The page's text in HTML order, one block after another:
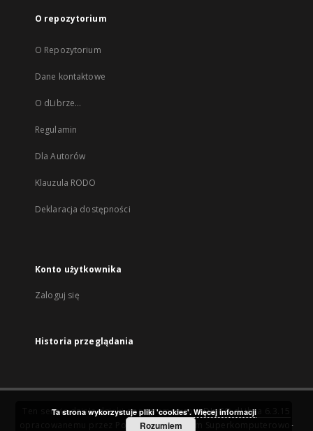
O repozytorium
O Repozytorium
Dane kontaktowe
O dLibrze...
Regulamin
Dla Autorów
Klauzula RODO
Deklaracja dostępności
Konto użytkownika
Zaloguj się
Historia przeglądania
Ten serwis działa dzięki oprogramowaniuDInGO dLibra 6.3.15
Poznańskie Centrum Superkomputerowo-
Ta strona wykorzystuje pliki 'cookies'. Więcej informacji
Rozumiem